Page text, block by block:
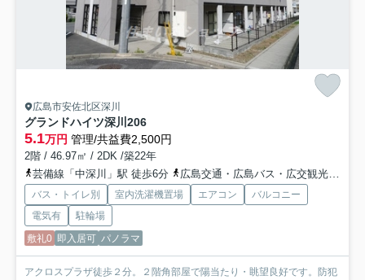
広島市安佐北区深川
グランドハイツ深川 206
5.1万円 管理/共益費2,500円
2階 / 46.97㎡ / 2DK /築22年
芸備線「中深川」駅 徒歩6分
広島交通・広島バス・広交観光「中深川バス停」バス停下車 徒歩2分
バス・トイレ別 室内洗濯機置場 エアコン
バルコニー
電気有
駐輪場
敷礼0 即入居可 パノラマ
アクロスプラザ徒歩２分。２階角部屋で陽当たり・眺望良好です。防犯